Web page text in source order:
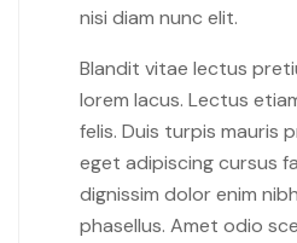
nisi diam nunc elit.
Blandit vitae lectus
lorem lacus. Lectus
felis. Duis turpis mauris
eget adipiscing cursus
dignissim dolor enim
phasellus. Amet odio